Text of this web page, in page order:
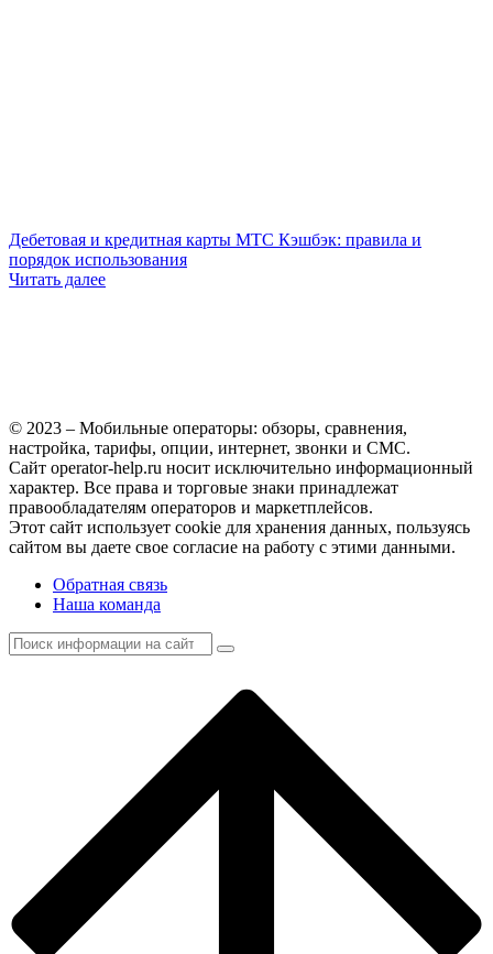
Дебетовая и кредитная карты МТС Кэшбэк: правила и
порядок использования
Читать далее
© 2023 – Мобильные операторы: обзоры, сравнения,
настройка, тарифы, опции, интернет, звонки и СМС.
Сайт operator-help.ru носит исключительно информационный
характер. Все права и торговые знаки принадлежат
правообладателям операторов и маркетплейсов.
Этот сайт использует cookie для хранения данных, пользуясь
сайтом вы даете свое согласие на работу с этими данными.
Обратная связь
Наша команда